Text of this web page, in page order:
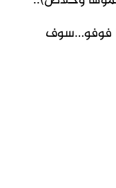
فوفو…سوف